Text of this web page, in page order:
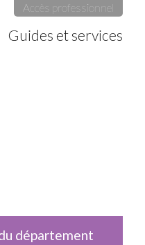
Accès professionnel
Guides et services
département